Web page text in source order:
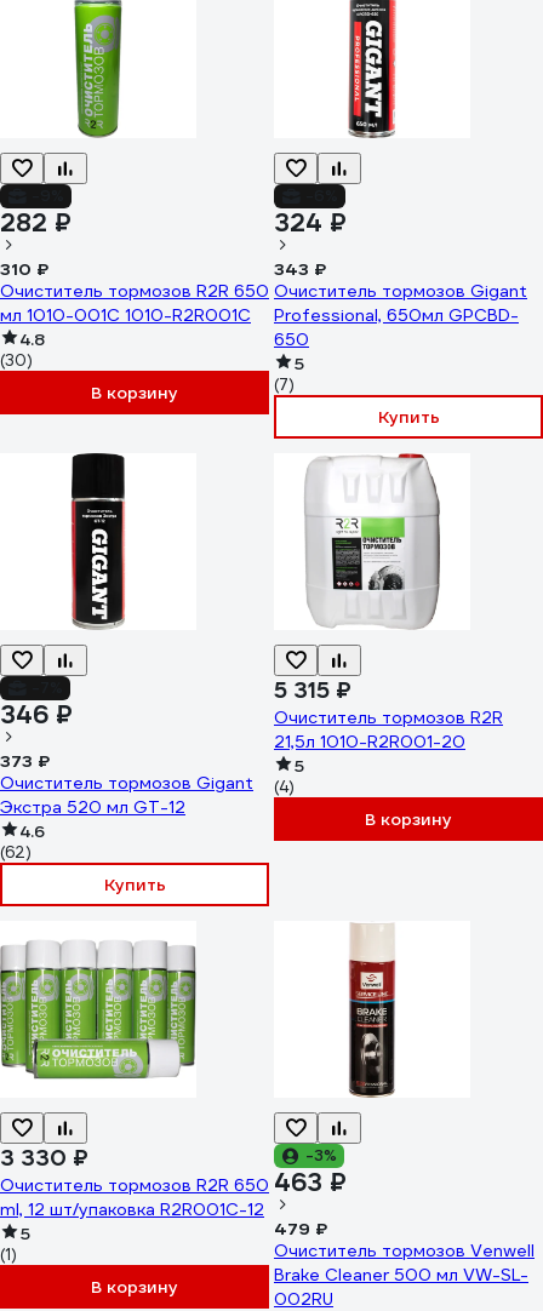
282 ₽
310 ₽
Очиститель тормозов R2R 650
мл 1010-001С 1010-R2R001С
4.8
(30)
В корзину
324 ₽
343 ₽
Очиститель тормозов Gigant
Professional, 650мл GPCBD-
650
5
(7)
Купить
346 ₽
373 ₽
Очиститель тормозов Gigant
Экстра 520 мл GT-12
4.6
(62)
Купить
5 315 ₽
Очиститель тормозов R2R
21,5л 1010-R2R001-20
5
(4)
В корзину
3 330 ₽
Очиститель тормозов R2R 650
ml, 12 шт/упаковка R2R001С-12
5
(1)
В корзину
-3%
463 ₽
479 ₽
Очиститель тормозов Venwell
Brake Cleaner 500 мл VW-SL-
002RU